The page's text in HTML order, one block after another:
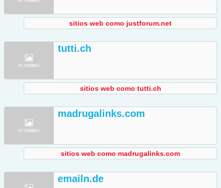
sitios web como justforum.net
tutti.ch
sitios web como tutti.ch
madrugalinks.com
sitios web como madrugalinks.com
emailn.de